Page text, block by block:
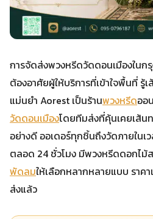
การจัดส่งพวงหรีดวัดดอนเมืองในก
ต้องอาศัยผู้ให้บริการที่เข้าใจพื้นที่ รู้
แม่นยำ Aorest เป็นร้านพวงหรีดออ
วัดดอนเมืองโดยทีมส่งที่คุ้นเคยเส้น
อย่างดี ออเดอร์ทุกชิ้นถึงวัดภายในเ
ตลอด 24 ชั่วโมง มีพวงหรีดดอกไม้
พัดลมให้เลือกหลากหลายแบบ ราค
ส่งแล้ว